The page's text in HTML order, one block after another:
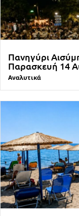
Πανηγύρι
Παρασκευή 14
Αναλυτικά